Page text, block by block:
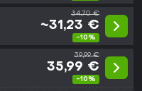
34,70 €
~31,23 €
-10%
39,99 €
35,99 €
-10%